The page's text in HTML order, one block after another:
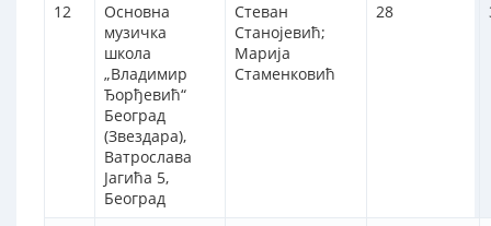
12
Основна
музичка
школа
„Владимир
Ђорђевић“
Београд
(Звездара),
Ватрослава
Јагића 5,
Београд
Стеван
Станојевић;
Марија
Стаменковић
28